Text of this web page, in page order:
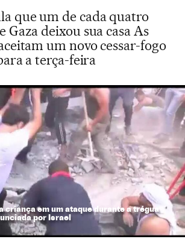
que um de cada quatro
Gaza deixou sua casa As
um novo cessar-fogo
a terça-feira
criança em um ataque durante a trégua
por Israel